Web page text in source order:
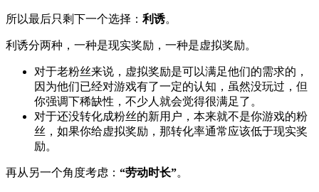
所以最后只剩下一个选择： 利诱。
利诱分两种，一种是现实奖励，一种是虚拟奖励。
对于老粉丝来说，虚拟奖励是可以满足他们的需求的，
因为他们已经对游戏有了一定的认知，虽然没玩过，但
你强调下稀缺性，不少人就会觉得很满足了。
对于还没转化成粉丝的新用户，本来就不是你游戏的粉
丝，如果你给虚拟奖励，那转化率通常应该低于现实奖
励。
再从另一个角度考虑： “劳动时长”。